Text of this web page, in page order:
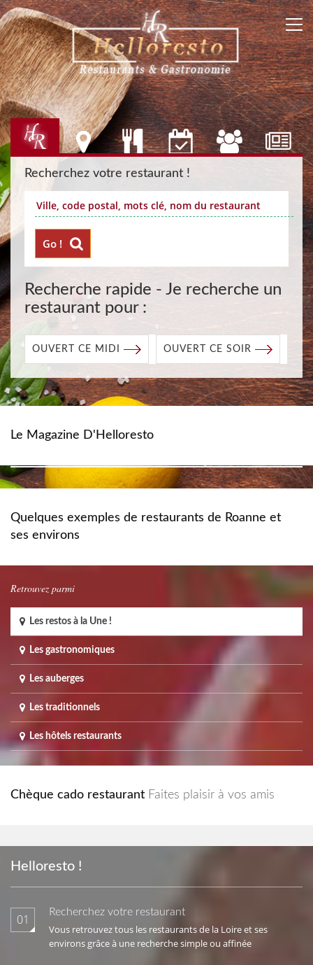
Recherchez votre restaurant !
Go !
Recherche rapide - Je recherche un
restaurant pour :
OUVERT CE MIDI OUVERT CE SOIR
Le Magazine D'Helloresto
Quelques exemples de restaurants de Roanne et
ses environs
Retrouvez parmi
Les restos à la Une !
Les gastronomiques
Les auberges
Les traditionnels
Les hôtels restaurants
Chèque cado restaurant Faites plaisir à vos amis
Helloresto !
01 Recherchez votre restaurant
Vous retrouvez tous les restaurants de la Loire et ses
environs grâce à une recherche simple ou affinée